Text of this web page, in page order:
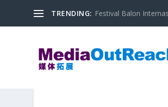
TRENDING: Festival Balon